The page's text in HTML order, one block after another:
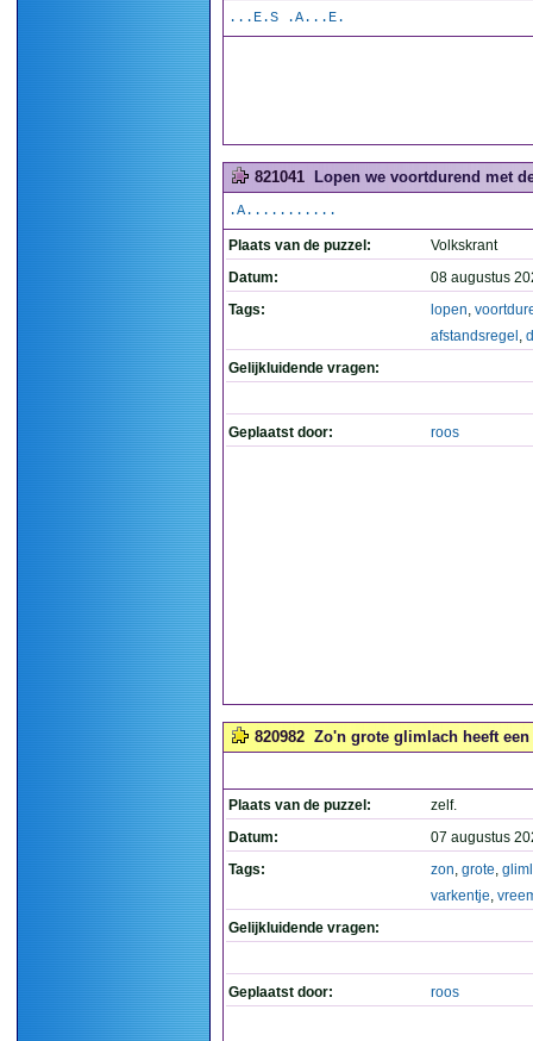
...E.S .A...E.
821041 Lopen we voortdurend met
.A...........
Plaats van de puzzel:
Volkskrant
Datum:
08 augustus
Tags:
lopen,
afstandsregel ,
Gelijkluidende vragen:
Geplaatst door: roos
820982 Zo'n grote glimlach heeft
Plaats van de puzzel:
zelf.
Datum:
07 augustus
Tags:
zon, grote,
varkentje,
Gelijkluidende vragen:
Geplaatst door: roos